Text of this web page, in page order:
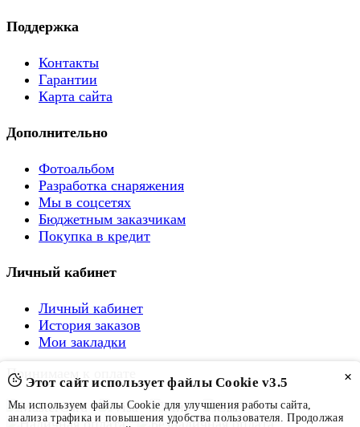
Поддержка
Контакты
Гарантии
Карта сайта
Дополнительно
Фотоальбом
Разработка снаряжения
Мы в соцсетях
Бюджетным заказчикам
Покупка в кредит
Личный кабинет
Личный кабинет
История заказов
Мои закладки
Принимаем к оплате
×
Этот сайт использует файлы Cookie v3.5
Мы используем файлы Cookie для улучшения работы сайта,
анализа трафика и повышения удобства пользователя. Продолжая